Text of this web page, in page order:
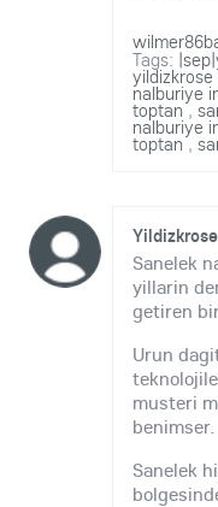
Tags:
nalburiye
toptan,
nalburiye
toptan,
Sanelek
yillarin
getiren
Urun
musteri
benimser.
Sanelek